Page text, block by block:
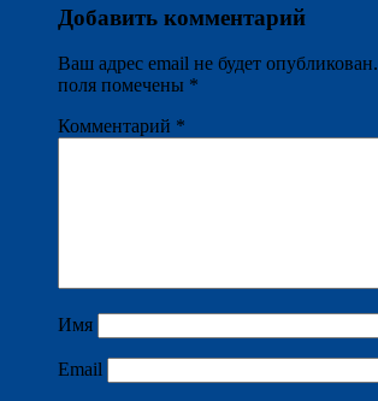
Добавить комментарий
Ваш адрес email не будет опубликован.
поля помечены *
Комментарий *
Имя
Email